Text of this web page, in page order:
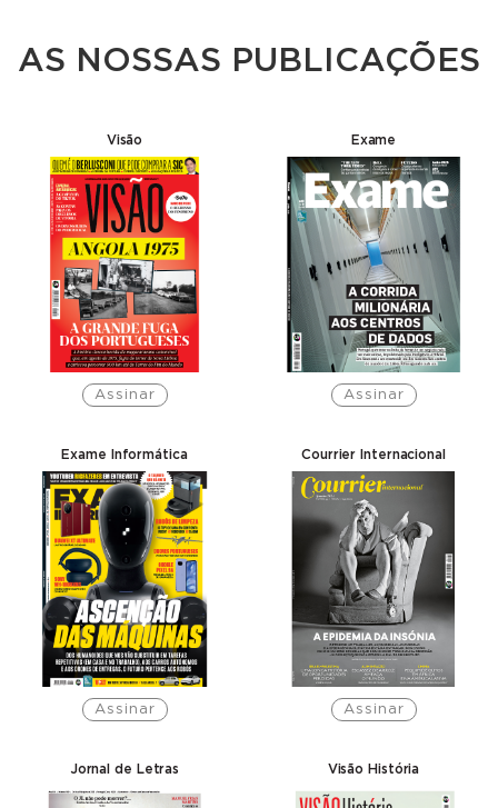
AS NOSSAS PUBLICAÇÕES
Visão
Assinar
Exame
Assinar
Exame Informática
Assinar
Courrier Internacional
Assinar
Jornal de Letras Visão História